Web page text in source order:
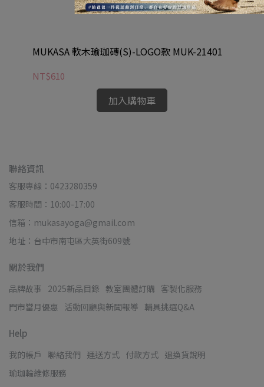
MUKASA 軟木瑜珈磚(S)-LOGO款 MUK-21401
NT$610
加入購物車
聯絡資訊
客服專線：0423280359
客服時間：10:00-17:00
信箱：mukasayoga@gmail.com
地址：台中市南屯區大英街609號
關於我們
品牌故事 2025新品目錄 教室團體訂購 客製化服務
門市當月優惠
活動回顧與新聞報導 輔具挑選Q&A
Help
我的帳戶 聯絡我們 運送方式 付款方式 退換貨說明
瑜珈輪維修服務